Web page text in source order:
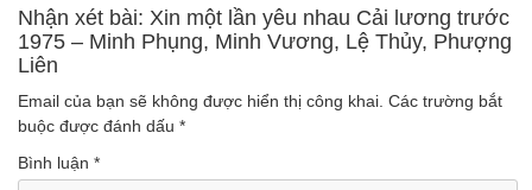
(Lượt nghe: 622)
lương NSUT Thanh Ngân hay nhất
(Lượt nghe: 606)
Nhận xét bài: Xin một lần yêu nhau Cải lương trước
1975 – Minh Phụng, Minh Vương, Lệ Thủy, Phượng
Liên
Email của bạn sẽ không được hiển thị công khai. Các trường bắt
buộc được đánh dấu *
Bình luận *